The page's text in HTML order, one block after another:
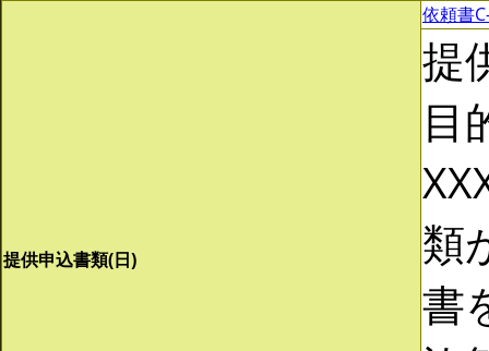
提供申込書類(日)
依頼書
提
目
類
書